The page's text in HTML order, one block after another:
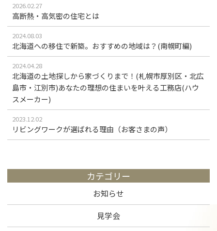
2026.02.27
高断熱・高気密の住宅とは
2024.08.03
北海道への移住で新築。おすすめの地域は？(南幌町編)
2024.04.28
北海道の土地探しから家づくりまで！(札幌市厚別区・北広
島市・江別市)あなたの理想の住まいを叶える工務店(ハウ
スメーカー)
2023.12.02
リビングワークが選ばれる理由（お客さまの声）
カテゴリー
お知らせ
見学会